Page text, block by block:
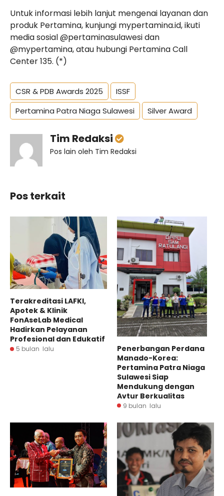
Untuk informasi lebih lanjut mengenai layanan dan
produk Pertamina, kunjungi mypertamina.id, ikuti
media sosial @pertaminasulawesi dan
@mypertamina, atau hubungi Pertamina Call
Center 135. (*)
CSR & PDB Awards 2025
ISSF
Pertamina Patra Niaga Sulawesi
Silver Award
Tim Redaksi
Pos lain oleh Tim Redaksi
Pos terkait
Terakreditasi LAFKI,
Apotek & Klinik
FonAseLab Medical
Hadirkan Pelayanan
Profesional dan Edukatif
5 bulan lalu
Penerbangan Perdana
Manado-Korea:
Pertamina Patra Niaga
Sulawesi Siap
Mendukung dengan
Avtur Berkualitas
9 bulan lalu